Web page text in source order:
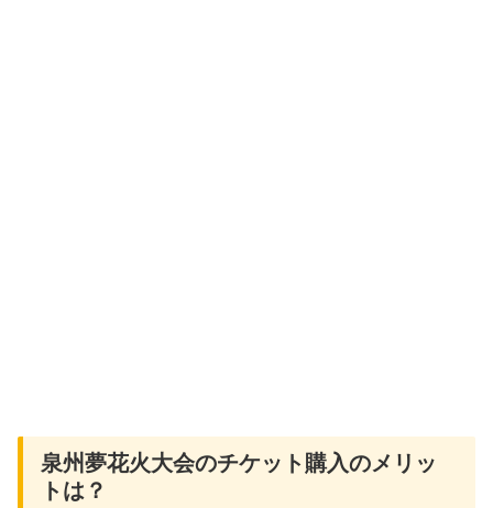
泉州夢花火大会のチケット購入のメリッ
トは？